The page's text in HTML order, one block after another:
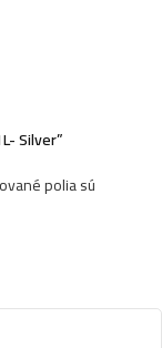
Silver”
polia sú